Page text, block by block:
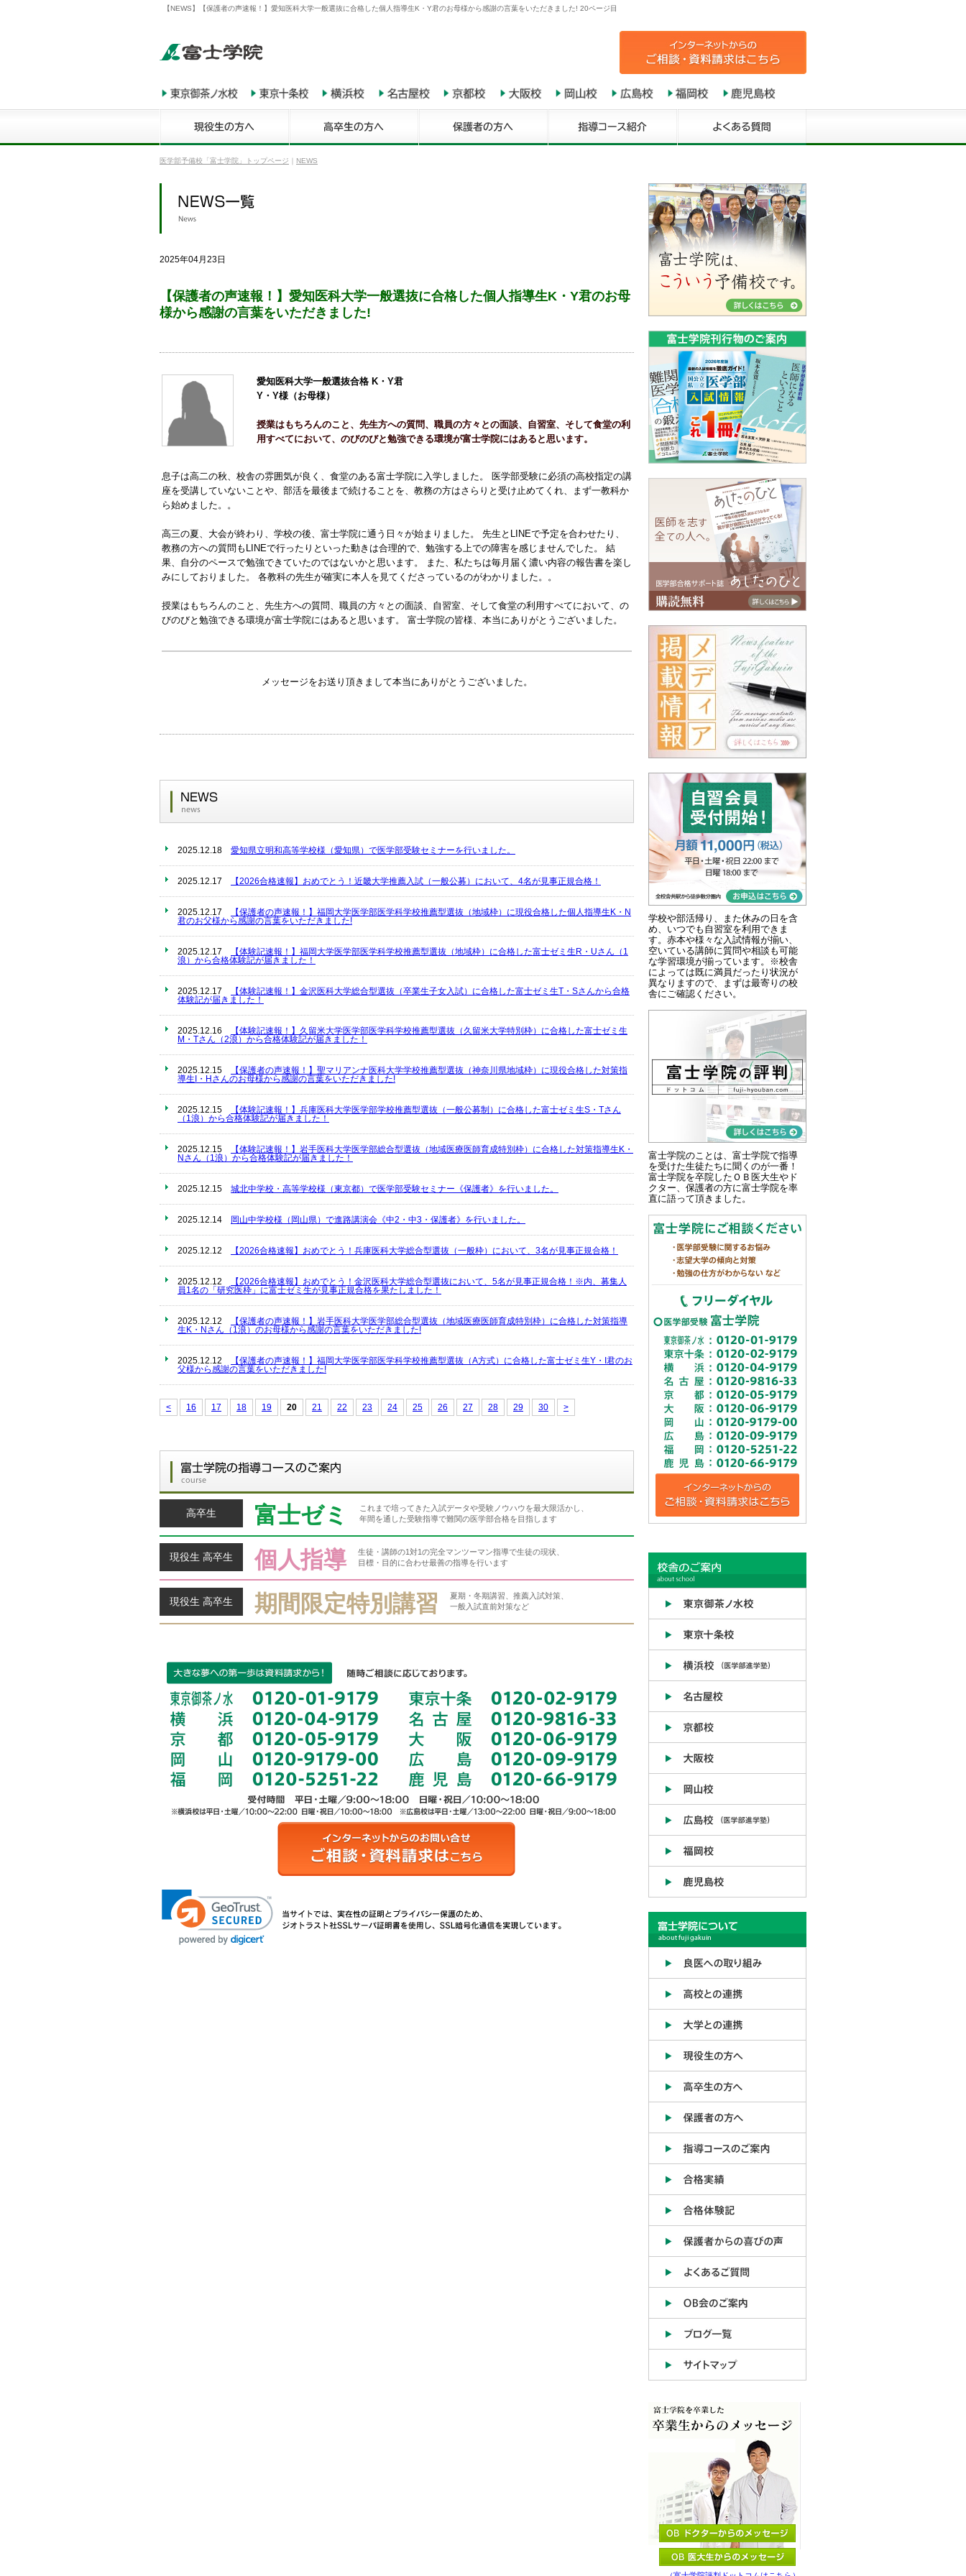
【NEWS】【保護者の声速報！】愛知医科大学一般選抜に合格した個人指導生K・Y君のお母様から感謝の言葉をいただきました! 20ページ目
医学部予備校「富士学院」トップページ NEWS
2025年04月23日
【保護者の声速報！】愛知医科大学一般選抜に合格した個人指導生K・Y君のお母
様から感謝の言葉をいただきました!
愛知医科大学一般選抜合格 K・Y君
Y・Y様（お母様）
授業はもちろんのこと、先生方への質問、職員の方々との面談、自習室、そして食堂の利
用すべてにおいて、のびのびと勉強できる環境が富士学院にはあると思います。
息子は高二の秋、校舎の雰囲気が良く、食堂のある富士学院に入学しました。 医学部受験に必須の高校指定の講
座を受講していないことや、部活を最後まで続けることを、教務の方はさらりと受け止めてくれ、まず一教科か
ら始めました。。
高三の夏、大会が終わり、学校の後、富士学院に通う日々が始まりました。 先生とLINEで予定を合わせたり、
教務の方への質問もLINEで行ったりといった動きは合理的で、勉強する上での障害を感じませんでした。 結
果、自分のペースで勉強できていたのではないかと思います。 また、私たちは毎月届く濃い内容の報告書を楽し
みにしておりました。 各教科の先生が確実に本人を見てくださっているのがわかりました。。
授業はもちろんのこと、先生方への質問、職員の方々との面談、自習室、そして食堂の利用すべてにおいて、の
びのびと勉強できる環境が富士学院にはあると思います。 富士学院の皆様、本当にありがとうございました。
メッセージをお送り頂きまして本当にありがとうございました。
2025.12.18 愛知県立明和高等学校様（愛知県）で医学部受験セミナーを行いました。
2025.12.17 【2026合格速報】おめでとう！近畿大学推薦入試（一般公募）において、4名が見事正規合格！
2025.12.17
【保護者の声速報！】福岡大学医学部医学科学校推薦型選抜（地域枠）に現役合格した個人指導生K・N
君のお父様から感謝の言葉をいただきました!
2025.12.17
【体験記速報！】福岡大学医学部医学科学校推薦型選抜（地域枠）に合格した富士ゼミ生R・Uさん（1
浪）から合格体験記が届きました！
2025.12.17
【体験記速報！】金沢医科大学総合型選抜（卒業生子女入試）に合格した富士ゼミ生T・Sさんから合格
体験記が届きました！
2025.12.16
【体験記速報！】久留米大学医学部医学科学校推薦型選抜（久留米大学特別枠）に合格した富士ゼミ生
M・Tさん（2浪）から合格体験記が届きました！
2025.12.15
【保護者の声速報！】聖マリアンナ医科大学学校推薦型選抜（神奈川県地域枠）に現役合格した対策指
導生I・Hさんのお母様から感謝の言葉をいただきました!
2025.12.15
【体験記速報！】兵庫医科大学医学部学校推薦型選抜（一般公募制）に合格した富士ゼミ生S・Tさん
（1浪）から合格体験記が届きました！
2025.12.15
【体験記速報！】岩手医科大学医学部総合型選抜（地域医療医師育成特別枠）に合格した対策指導生K・
Nさん（1浪）から合格体験記が届きました！
2025.12.15 城北中学校・高等学校様（東京都）で医学部受験セミナー《保護者》を行いました。
2025.12.14 岡山中学校様（岡山県）で進路講演会《中2・中3・保護者》を行いました。
2025.12.12 【2026合格速報】おめでとう！兵庫医科大学総合型選抜（一般枠）において、3名が見事正規合格！
2025.12.12
【2026合格速報】おめでとう！金沢医科大学総合型選抜において、5名が見事正規合格！※内、募集人
員1名の「研究医枠」に富士ゼミ生が見事正規合格を果たしました！
2025.12.12
【保護者の声速報！】岩手医科大学医学部総合型選抜（地域医療医師育成特別枠）に合格した対策指導
生K・Nさん（1浪）のお母様から感謝の言葉をいただきました!
2025.12.12
【保護者の声速報！】福岡大学医学部医学科学校推薦型選抜（A方式）に合格した富士ゼミ生Y・I君のお
父様から感謝の言葉をいただきました!
< 16 17 18 19 20 21 22 23 24 25 26 27 28 29 30 >
高卒生 富士ゼミ
これまで培ってきた入試データや受験ノウハウを最大限活かし、
年間を通した受験指導で難関の医学部合格を目指します
現役生 高卒生 個人指導
生徒・講師の1対1の完全マンツーマン指導で生徒の現状、
目標・目的に合わせ最善の指導を行います
現役生 高卒生 期間限定特別講習
夏期・冬期講習、推薦入試対策、
一般入試直前対策など
学校や部活帰り、また休みの日を含
め、いつでも自習室を利用できま
す。赤本や様々な入試情報が揃い、
空いている講師に質問や相談も可能
な学習環境が揃っています。※校舎
によっては既に満員だったり状況が
異なりますので、まずは最寄りの校
舎にご確認ください。
富士学院のことは、富士学院で指導
を受けた生徒たちに聞くのが一番！
富士学院を卒院したＯＢ医大生やド
クター、保護者の方に富士学院を率
直に語って頂きました。